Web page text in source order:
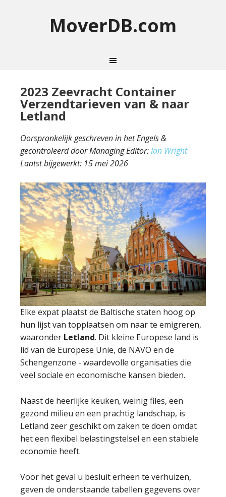
MoverDB.com
2023 Zeevracht Container
Verzendtarieven van & naar
Letland
Oorspronkelijk geschreven in het Engels &
gecontroleerd door Managing Editor:Ian Wright
Laatst bijgewerkt: 15 mei 2026
Elke expat plaatst de Baltische staten hoog op
hun lijst van topplaatsen om naar te emigreren,
waaronder Letland. Dit kleine Europese land is
lid van de Europese Unie, de NAVO en de
Schengenzone - waardevolle organisaties die
veel sociale en economische kansen bieden.
Naast de heerlijke keuken, weinig files, een
gezond milieu en een prachtig landschap, is
Letland zeer geschikt om zaken te doen omdat
het een flexibel belastingstelsel en een stabiele
economie heeft.
Voor het geval u besluit erheen te verhuizen,
geven de onderstaande tabellen gegevens over